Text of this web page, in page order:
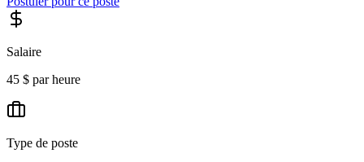
Salaire
45 $ par heure
Type de poste